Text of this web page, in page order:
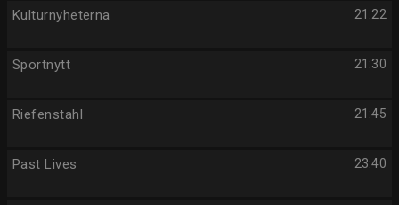
21:22
Kulturnyheterna
21:30
Sportnytt
21:45
Riefenstahl
23:40
Past Lives